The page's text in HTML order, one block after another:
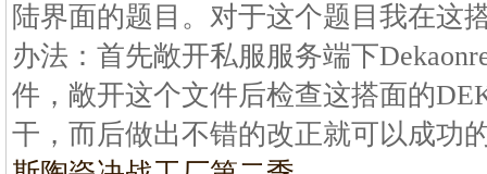
陆界面的题目。对于这个题目我在这
办法：首先敞开私服服务端下
件，敞开这个文件后检查这搭面的
干，而后做出不错的改正就可以成功